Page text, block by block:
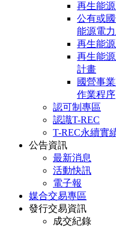
再生能
公有或
能源電
再生能
再生能
計畫
國營事
作業程序
認可制專區
認識T-REC
T-REC永續實
公告資訊
最新消息
活動快訊
電子報
媒合交易專區
發行交易資訊
成交紀錄